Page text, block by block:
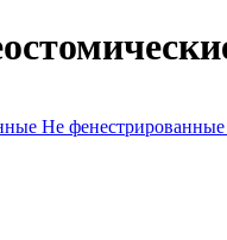
Не фенестрированные